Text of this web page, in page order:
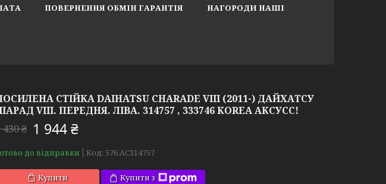
ПОВЕРНЕННЯ ОБМІН ГАРАНТІЯ НАГОРОДИ НАШІ
СТІЙКА DAIHATSU CHARADE VIII (2011-) ДАЙХАТСУ
VIII. ПЕРЕДНЯ. ЛІВА. 314757 , 333746 KOREA АКСУСС!
430 ₴ 1 944 ₴
до відправки Код: 576.AC314757
Купити Купити з